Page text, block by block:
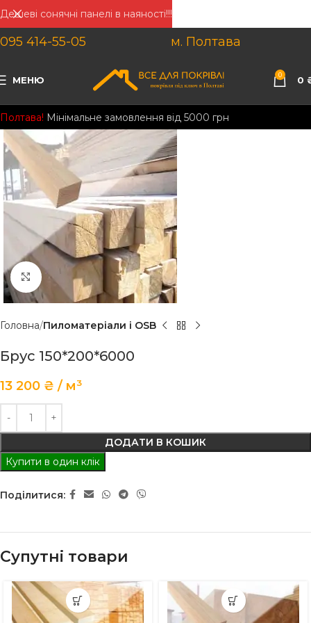
095 414-55-05 м. Полтава
МЕНЮ 0 0
Полтава! Мінімальне замовлення від 5000 грн
Клацніть, щоб збільшити
Головна Пиломатеріали і OSB
Брус 150*200*6000
13 200 ₴ м³
ДОДАТИ В КОШИК
Купити в один клік
Поділитися:
Супутні товари
Дешеві сонячні панелі в наяності!!!